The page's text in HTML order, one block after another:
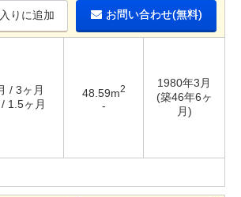
りに追加 お問い合わせ(無料)
/ 3ヶ月
1.5ヶ月
48.59m2
-
1980年3月
(築46年6ヶ
月)